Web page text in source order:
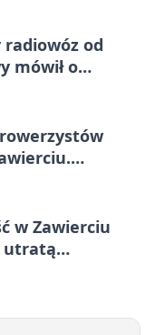
radiowóz od
mówił o
w Zawierciu
utratą